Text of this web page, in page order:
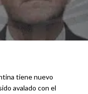
tiene nuevo
avalado con el